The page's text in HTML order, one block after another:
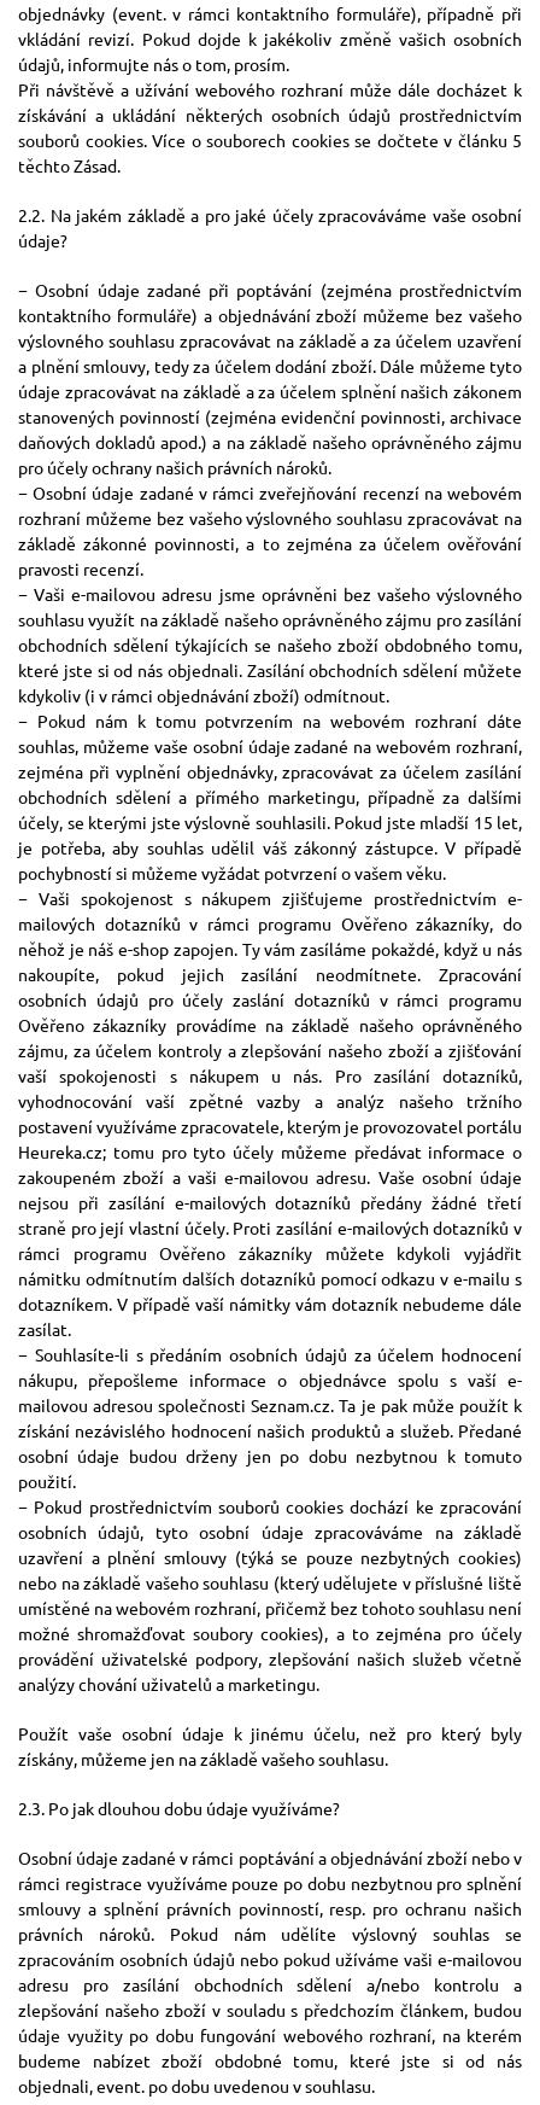
objednávky (event. v rámci kontaktního formuláře), případně při
vkládání revizí. Pokud dojde k jakékoliv změně vašich osobních
údajů, informujte nás o tom, prosím.
Při návštěvě a užívání webového rozhraní může dále docházet k
získávání a ukládání některých osobních údajů prostřednictvím
souborů cookies. Více o souborech cookies se dočtete v článku 5
těchto Zásad.
2.2. Na jakém základě a pro jaké účely zpracováváme vaše osobní
údaje?
− Osobní údaje zadané při poptávání (zejména prostřednictvím
kontaktního formuláře) a objednávání zboží můžeme bez vašeho
výslovného souhlasu zpracovávat na základě a za účelem uzavření
a plnění smlouvy, tedy za účelem dodání zboží. Dále můžeme tyto
údaje zpracovávat na základě a za účelem splnění našich zákonem
stanovených povinností (zejména evidenční povinnosti, archivace
daňových dokladů apod.) a na základě našeho oprávněného zájmu
pro účely ochrany našich právních nároků.
− Osobní údaje zadané v rámci zveřejňování recenzí na webovém
rozhraní můžeme bez vašeho výslovného souhlasu zpracovávat na
základě zákonné povinnosti, a to zejména za účelem ověřování
pravosti recenzí.
− Vaši e-mailovou adresu jsme oprávněni bez vašeho výslovného
souhlasu využít na základě našeho oprávněného zájmu pro zasílání
obchodních sdělení týkajících se našeho zboží obdobného tomu,
které jste si od nás objednali. Zasílání obchodních sdělení můžete
kdykoliv (i v rámci objednávání zboží) odmítnout.
− Pokud nám k tomu potvrzením na webovém rozhraní dáte
souhlas, můžeme vaše osobní údaje zadané na webovém rozhraní,
zejména při vyplnění objednávky, zpracovávat za účelem zasílání
obchodních sdělení a přímého marketingu, případně za dalšími
účely, se kterými jste výslovně souhlasili. Pokud jste mladší 15 let,
je potřeba, aby souhlas udělil váš zákonný zástupce. V případě
pochybností si můžeme vyžádat potvrzení o vašem věku.
− Vaši spokojenost s nákupem zjišťujeme prostřednictvím e-
mailových dotazníků v rámci programu Ověřeno zákazníky, do
něhož je náš e-shop zapojen. Ty vám zasíláme pokaždé, když u nás
nakoupíte, pokud jejich zasílání neodmítnete. Zpracování
osobních údajů pro účely zaslání dotazníků v rámci programu
Ověřeno zákazníky provádíme na základě našeho oprávněného
zájmu, za účelem kontroly a zlepšování našeho zboží a zjišťování
vaší spokojenosti s nákupem u nás. Pro zasílání dotazníků,
vyhodnocování vaší zpětné vazby a analýz našeho tržního
postavení využíváme zpracovatele, kterým je provozovatel portálu
Heureka.cz; tomu pro tyto účely můžeme předávat informace o
zakoupeném zboží a vaši e-mailovou adresu. Vaše osobní údaje
nejsou při zasílání e-mailových dotazníků předány žádné třetí
straně pro její vlastní účely. Proti zasílání e-mailových dotazníků v
rámci programu Ověřeno zákazníky můžete kdykoli vyjádřit
námitku odmítnutím dalších dotazníků pomocí odkazu v e-mailu s
dotazníkem. V případě vaší námitky vám dotazník nebudeme dále
zasílat.
− Souhlasíte-li s předáním osobních údajů za účelem hodnocení
nákupu, přepošleme informace o objednávce spolu s vaší e-
mailovou adresou společnosti Seznam.cz. Ta je pak může použít k
získání nezávislého hodnocení našich produktů a služeb. Předané
osobní údaje budou drženy jen po dobu nezbytnou k tomuto
použití.
− Pokud prostřednictvím souborů cookies dochází ke zpracování
osobních údajů, tyto osobní údaje zpracováváme na základě
uzavření a plnění smlouvy (týká se pouze nezbytných cookies)
nebo na základě vašeho souhlasu (který udělujete v příslušné liště
umístěné na webovém rozhraní, přičemž bez tohoto souhlasu není
možné shromažďovat soubory cookies), a to zejména pro účely
provádění uživatelské podpory, zlepšování našich služeb včetně
analýzy chování uživatelů a marketingu.
Použít vaše osobní údaje k jinému účelu, než pro který byly
získány, můžeme jen na základě vašeho souhlasu.
2.3. Po jak dlouhou dobu údaje využíváme?
Osobní údaje zadané v rámci poptávání a objednávání zboží nebo v
rámci registrace využíváme pouze po dobu nezbytnou pro splnění
smlouvy a splnění právních povinností, resp. pro ochranu našich
právních nároků. Pokud nám udělíte výslovný souhlas se
zpracováním osobních údajů nebo pokud užíváme vaši e-mailovou
adresu pro zasílání obchodních sdělení a/nebo kontrolu a
zlepšování našeho zboží v souladu s předchozím článkem, budou
údaje využity po dobu fungování webového rozhraní, na kterém
budeme nabízet zboží obdobné tomu, které jste si od nás
objednali, event. po dobu uvedenou v souhlasu.